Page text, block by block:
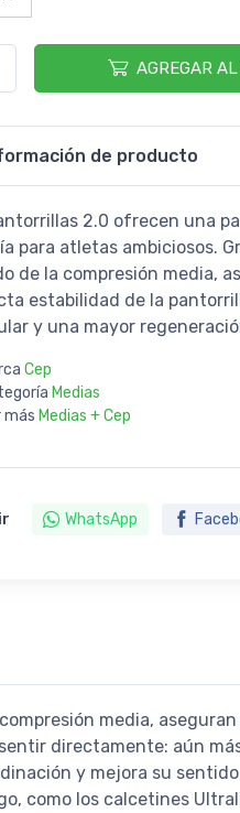
AGREGAR
de producto
2.0 ofrecen una
para atletas ambiciosos.
de la compresión media,
estabilidad de la
y una mayor
Cep
Medias
más Medias + Cep
WhatsApp
media, aseguran
directamente: aún
y mejora su
como los calcetines